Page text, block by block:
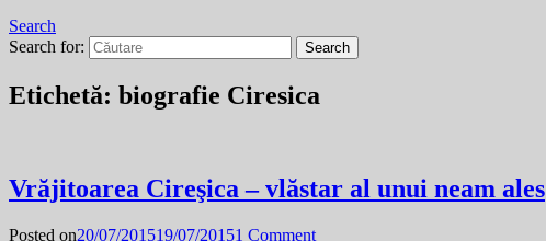
Search
Search for:
Etichetă: biografie Ciresica
Vrăjitoarea Cireşica – vlăstar al unui neam ales
Posted on20/07/201519/07/20151 Comment